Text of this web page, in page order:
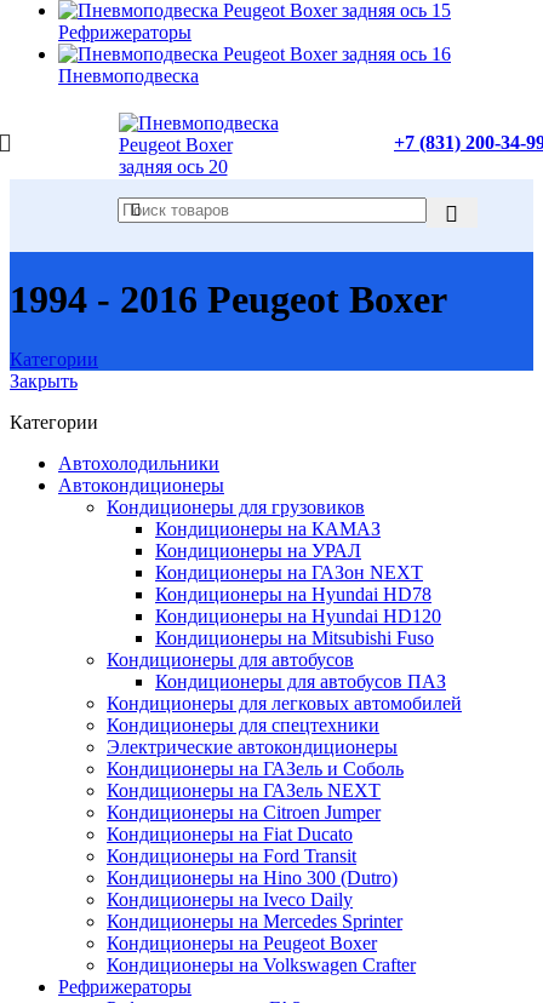
Рефрижераторы
Пневмоподвеска
+7 (831) 200-34-
1994 - 2016 Peugeot Boxer
Категории
Закрыть
Категории
Автохолодильники
Автокондиционеры
Кондиционеры для грузовиков
Кондиционеры на КАМАЗ
Кондиционеры на УРАЛ
Кондиционеры на ГАЗон NEXT
Кондиционеры на Hyundai HD78
Кондиционеры на Hyundai HD120
Кондиционеры на Mitsubishi Fuso
Кондиционеры для автобусов
Кондиционеры для автобусов ПАЗ
Кондиционеры для легковых автомобилей
Кондиционеры для спецтехники
Электрические автокондиционеры
Кондиционеры на ГАЗель и Соболь
Кондиционеры на ГАЗель NEXT
Кондиционеры на Citroen Jumper
Кондиционеры на Fiat Ducato
Кондиционеры на Ford Transit
Кондиционеры на Hino 300 (Dutro)
Кондиционеры на Iveco Daily
Кондиционеры на Mercedes Sprinter
Кондиционеры на Peugeot Boxer
Кондиционеры на Volkswagen Crafter
Рефрижераторы